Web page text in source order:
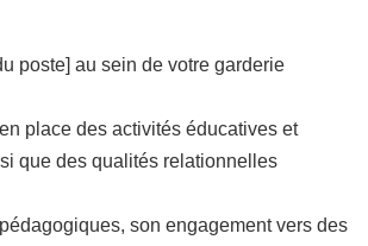
poste] au sein de votre garderie
place des activités éducatives et
que des qualités relationnelles
son engagement vers des